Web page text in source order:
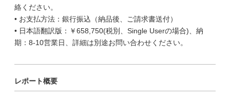
絡ください。
• お支払方法：銀行振込（納品後、ご請求書送付）
• 日本語翻訳版：￥658,750(税別、Single Userの場合)、納
期：8-10営業日、詳細は別途お問い合わせください。
レポート概要